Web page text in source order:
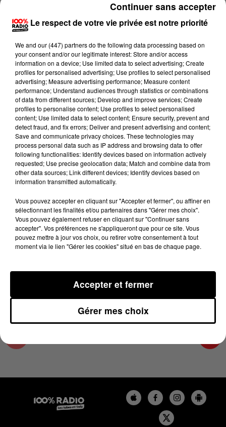
Lecture (2 min 27 sec)
100%
100% Radio les infos des Hautes-Pyrénées
21 novembre 2024 - 2 min 27 sec
LES INFOS DES HAUTES-PYRÉNÉES DU
21/11/2024 À 14H00
Podcasts infos des Hautes-Pyrénées
Le respect de votre vie privée est notre priorité
We and our (447) partnersdo the following data processing based on
your consent and/or our legitimate interest: Store and/or access
information on a device; Use limited data to select advertising; Create
profiles for personalised advertising; Use profiles to select personalised
advertising; Measure advertising performance; Measure content
performance; Understand audiences through statistics or combinations
of data from different sources; Develop and improve services; Create
profiles to personalise content; Use profiles to select personalised
content; Use limited data to select content; Ensure security, prevent and
detect fraud, and fix errors; Deliver and present advertising and content;
Save and communicate privacy choices. These technologies may
process personal data such as IP address and browsing data to offer
following functionalities: Identify devices based on information actively
requested; Use precise geolocation data; Match and combine data from
other data sources; Link different devices; Identify devices based on
information transmitted automatically.
Vous pouvez accepter en cliquant sur "Accepter et fermer", ou affiner en
sélectionnant les finalités et/ou partenaires dans "Gérer mes choix".
Vous pouvez également refuser en cliquant sur "Continuer sans
accepter". Vos préférences ne s'appliqueront que pour ce site. Vous
pouvez mettre à jour vos choix, ou retirer votre consentement à tout
moment via le lien "Gérer les cookies" situé en bas de chaque page.
Gérer mes choix
Accepter et fermer
Continuer sans accepter